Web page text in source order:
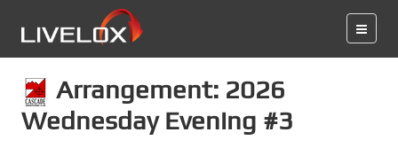
Arrangement: 2026
Wednesday Evening #3